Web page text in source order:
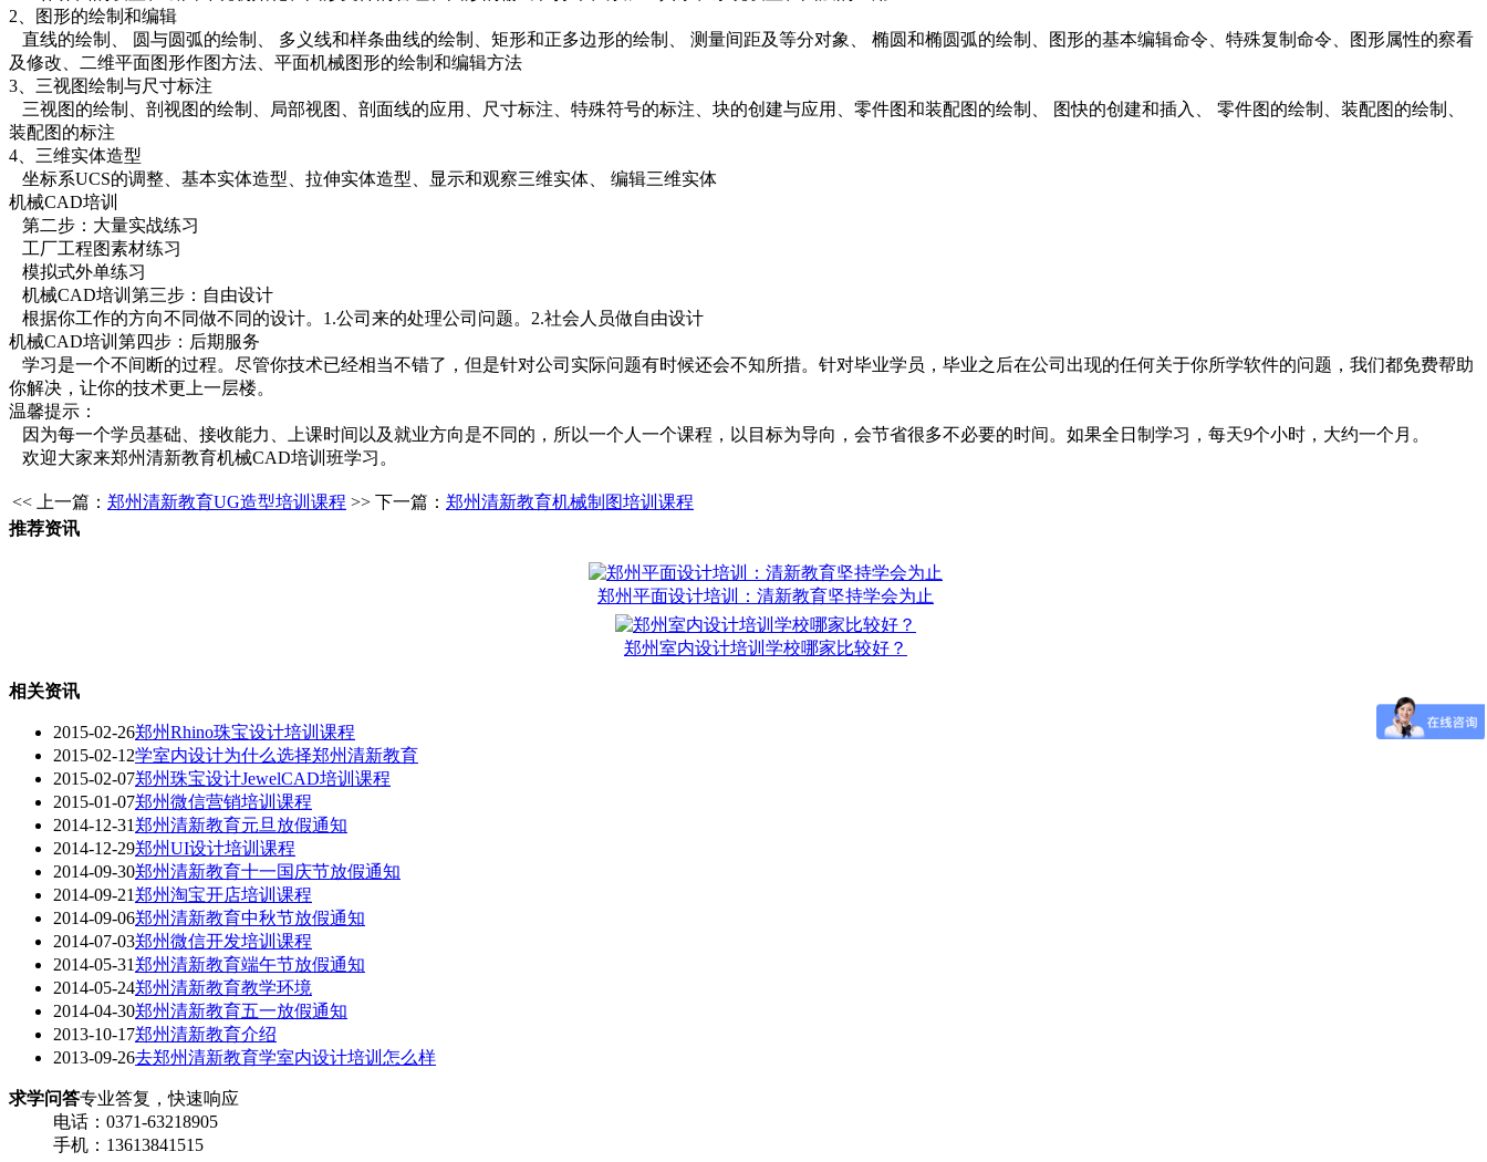
2、图形的绘制和编辑
直线的绘制、 圆与圆弧的绘制、 多义线和样条曲线的绘制、矩形和正多边形的绘制、 测量间距及等分对象、 椭圆和椭圆弧的绘制、图形的基本编辑命令、特殊复制命令、图形属性的察看
及修改、二维平面图形作图方法、平面机械图形的绘制和编辑方法
3、三视图绘制与尺寸标注
三视图的绘制、剖视图的绘制、局部视图、剖面线的应用、尺寸标注、特殊符号的标注、块的创建与应用、零件图和装配图的绘制、 图快的创建和插入、 零件图的绘制、装配图的绘制、
装配图的标注
4、三维实体造型
坐标系UCS的调整、基本实体造型、拉伸实体造型、显示和观察三维实体、 编辑三维实体
机械CAD培训
第二步：大量实战练习
工厂工程图素材练习
模拟式外单练习
机械CAD培训第三步：自由设计
根据你工作的方向不同做不同的设计。1.公司来的处理公司问题。2.社会人员做自由设计
机械CAD培训第四步：后期服务
学习是一个不间断的过程。尽管你技术已经相当不错了，但是针对公司实际问题有时候还会不知所措。针对毕业学员，毕业之后在公司出现的任何关于你所学软件的问题，我们都免费帮助
你解决，让你的技术更上一层楼。
温馨提示：
因为每一个学员基础、接收能力、上课时间以及就业方向是不同的，所以一个人一个课程，以目标为导向，会节省很多不必要的时间。如果全日制学习，每天9个小时，大约一个月。
欢迎大家来郑州清新教育机械CAD培训班学习。
<< 上一篇： 郑州清新教育UG造型培训课程 >> 下一篇： 郑州清新教育机械制图培训课程
推荐资讯
郑州平面设计培训：清新教育坚持学会为止
郑州室内设计培训学校哪家比较好？
相关资讯
2015-02-26郑州Rhino珠宝设计培训课程
2015-02-12学室内设计为什么选择郑州清新教育
2015-02-07郑州珠宝设计JewelCAD培训课程
2015-01-07郑州微信营销培训课程
2014-12-31郑州清新教育元旦放假通知
2014-12-29郑州UI设计培训课程
2014-09-30郑州清新教育十一国庆节放假通知
2014-09-21郑州淘宝开店培训课程
2014-09-06郑州清新教育中秋节放假通知
2014-07-03郑州微信开发培训课程
2014-05-31郑州清新教育端午节放假通知
2014-05-24郑州清新教育教学环境
2014-04-30郑州清新教育五一放假通知
2013-10-17郑州清新教育介绍
2013-09-26去郑州清新教育学室内设计培训怎么样
求学问答专业答复，快速响应
电话：0371-63218905
手机：13613841515